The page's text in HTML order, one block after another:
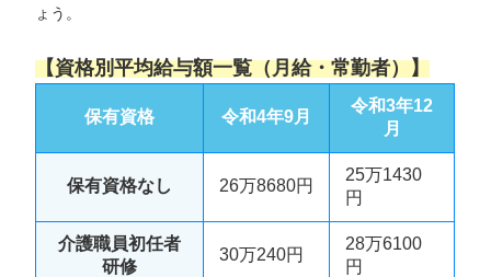
ょう。
【資格別平均給与額一覧（月給・常勤者）】
保有資格 令和4年9月
令和3年12
月
保有資格なし 26万8680円
25万1430
円
介護職員初任者
研修
30万240円
28万6100
円